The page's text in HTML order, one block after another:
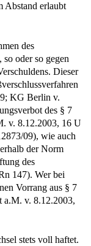
Abstand erlaubt
des
oder so gegen
Dieser
KG Berlin v.
des § 7
v. 8.12.2003, 16 U
09), wie auch
der Norm
des
147). Wer bei
Vorrang aus § 7
v. 8.12.2003,
stets voll haftet.